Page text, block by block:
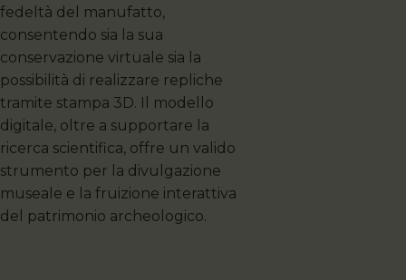
fedeltà del manufatto,
consentendo sia la sua
conservazione virtuale sia la
possibilità di realizzare repliche
tramite stampa 3D. Il modello
digitale, oltre a supportare la
ricerca scientifica, offre un valido
strumento per la divulgazione
museale e la fruizione interattiva
del patrimonio archeologico.